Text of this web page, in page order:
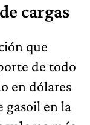
cargas
que
de todo
en dólares
gasoil en la